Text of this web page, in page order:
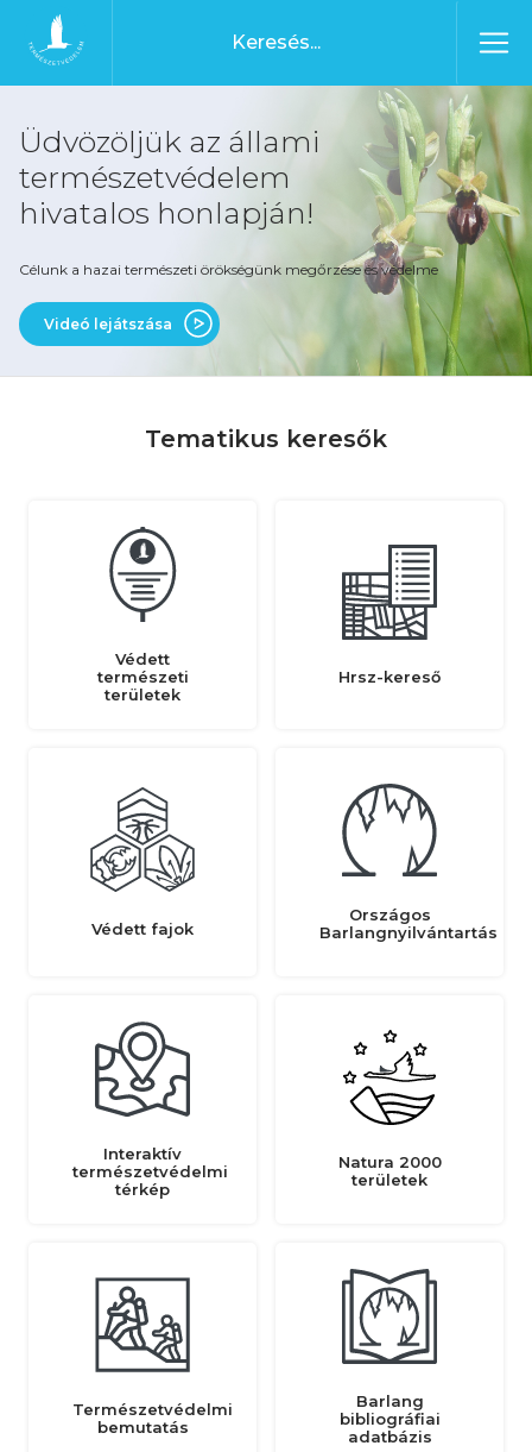
Ugrás a tartalomhoz
Főoldal
Üdvözöljük az állami
természetvédelem
hivatalos honlapján!
Célunk a hazai természeti örökségünk megőrzése és védelme
Videó lejátszása
Tematikus keresők
Védett
természeti
területek
Hrsz-kereső
Védett fajok
Országos
Barlangnyilvántartás
Interaktív
természetvédelmi
térkép
Natura 2000
területek
Természetvédelmi
bemutatás
Barlang
bibliográfiai
adatbázis